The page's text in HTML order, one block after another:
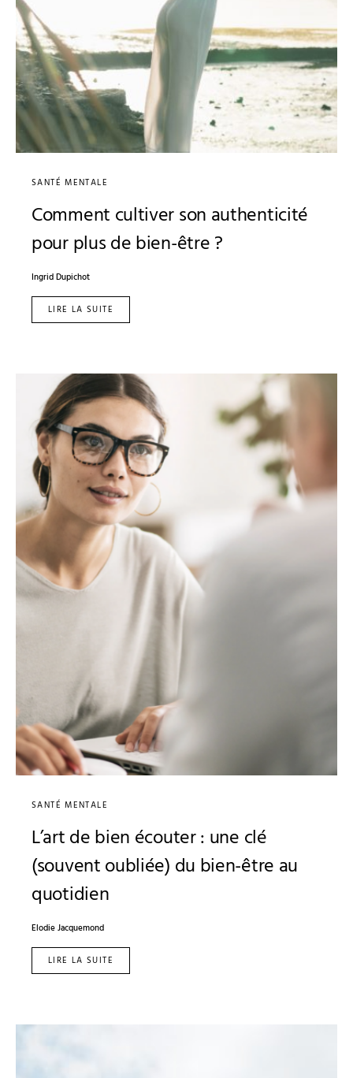
SANTÉ MENTALE
Comment cultiver son authenticité
pour plus de bien-être ?
Ingrid Dupichot
LIRE LA SUITE
SANTÉ MENTALE
L’art de bien écouter : une clé
(souvent oubliée) du bien-être au
quotidien
Elodie Jacquemond
LIRE LA SUITE